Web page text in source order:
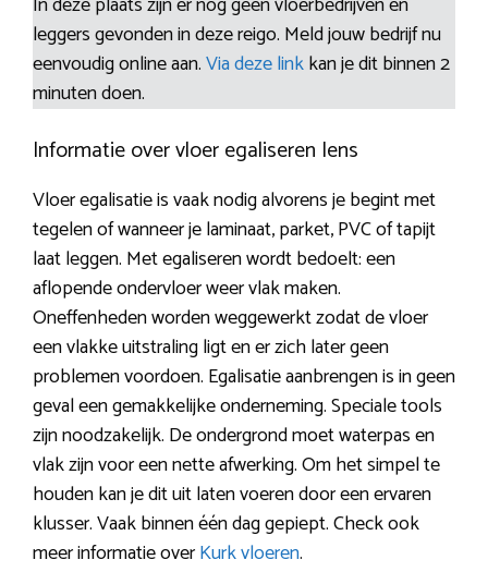
leggers gevonden in deze reigo. Meld jouw bedrijf nu
eenvoudig online aan.Via deze linkkan je dit binnen 2
minuten doen.
Informatie over vloer egaliseren Iens
Vloer egalisatie is vaak nodig alvorens je begint met
tegelen of wanneer je laminaat, parket, PVC of tapijt
laat leggen. Met egaliseren wordt bedoelt: een
aflopende ondervloer weer vlak maken.
Oneffenheden worden weggewerkt zodat de vloer
een vlakke uitstraling ligt en er zich later geen
problemen voordoen. Egalisatie aanbrengen is in geen
geval een gemakkelijke onderneming. Speciale tools
zijn noodzakelijk. De ondergrond moet waterpas en
vlak zijn voor een nette afwerking. Om het simpel te
houden kan je dit uit laten voeren door een ervaren
klusser. Vaak binnen één dag gepiept. Check ook
meer informatie overKurk vloeren.